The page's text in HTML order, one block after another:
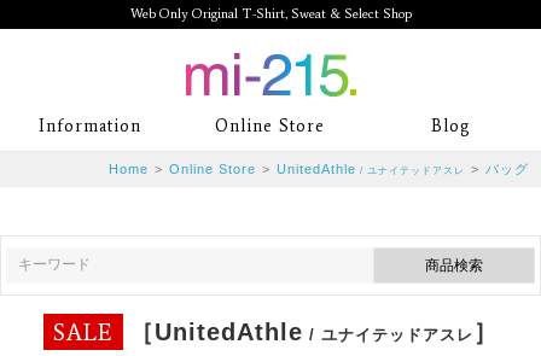
Web Only Original T-Shirt, Sweat & Select Shop
mi-215. Web Only Original T-Shirt,
Sweat & Select Shop mi-215. Tシャ
ランド専門通販
Information Online Store Blog
Home > Online Store > UnitedAthle / ユナイテッドアスレ > バッグ
SALE ［UnitedAthle / ユナイテッドアスレ ］